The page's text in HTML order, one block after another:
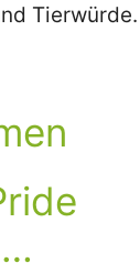
Tierwürde.